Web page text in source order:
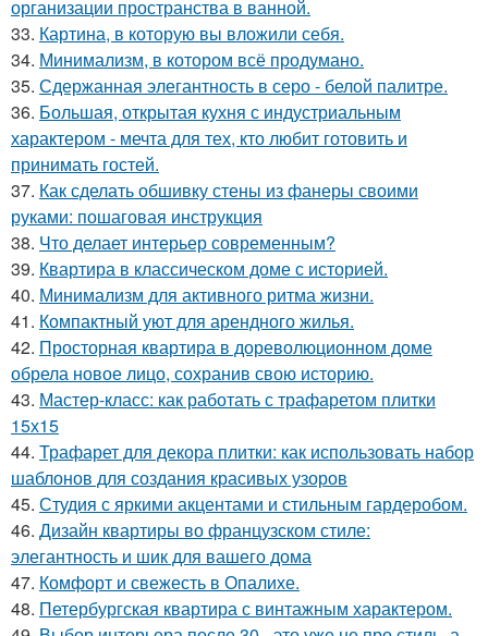
организации пространства в ванной.
33. Картина, в которую вы вложили себя.
34. Минимализм, в котором всё продумано.
35. Сдержанная элегантность в серо - белой палитре.
36. Большая, открытая кухня с индустриальным
характером - мечта для тех, кто любит готовить и
принимать гостей.
37. Как сделать обшивку стены из фанеры своими
руками: пошаговая инструкция
38. Что делает интерьер современным?
39. Квартира в классическом доме с историей.
40. Минимализм для активного ритма жизни.
41. Компактный уют для арендного жилья.
42. Просторная квартира в дореволюционном доме
обрела новое лицо, сохранив свою историю.
43. Мастер-класс: как работать с трафаретом плитки
15х15
44. Трафарет для декора плитки: как использовать набор
шаблонов для создания красивых узоров
45. Студия с яркими акцентами и стильным гардеробом.
46. Дизайн квартиры во французском стиле:
элегантность и шик для вашего дома
47. Комфорт и свежесть в Опалихе.
48. Петербургская квартира с винтажным характером.